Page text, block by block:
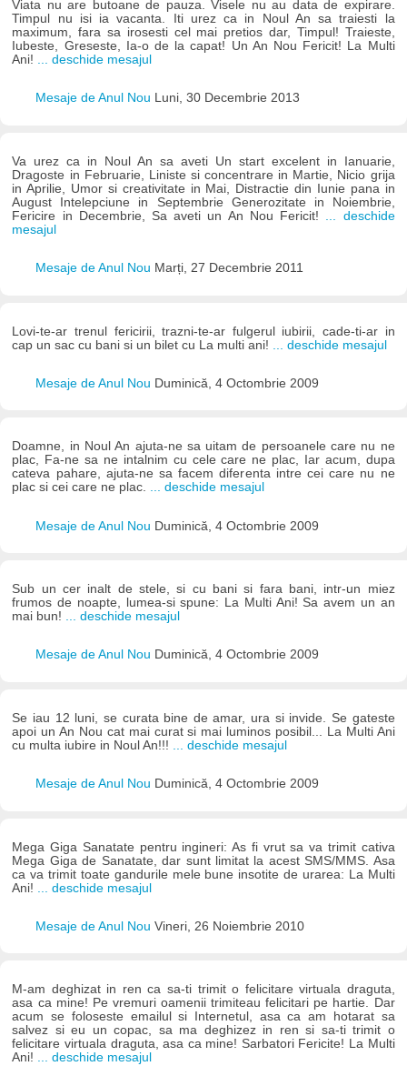
Viata nu are butoane de pauza. Visele nu au data de expirare.
Timpul nu isi ia vacanta. Iti urez ca in Noul An sa traiesti la
maximum, fara sa irosesti cel mai pretios dar, Timpul! Traieste,
Iubeste, Greseste, Ia-o de la capat! Un An Nou Fericit! La Multi
Ani! ... deschide mesajul
Mesaje de Anul Nou Luni, 30 Decembrie 2013
Va urez ca in Noul An sa aveti Un start excelent in Ianuarie,
Dragoste in Februarie, Liniste si concentrare in Martie, Nicio grija
in Aprilie, Umor si creativitate in Mai, Distractie din Iunie pana in
August Intelepciune in Septembrie Generozitate in Noiembrie,
Fericire in Decembrie, Sa aveti un An Nou Fericit!
... deschide
mesajul
Mesaje de Anul Nou Marți, 27 Decembrie 2011
Lovi-te-ar trenul fericirii, trazni-te-ar fulgerul iubirii, cade-ti-ar in
cap un sac cu bani si un bilet cu La multi ani!
... deschide mesajul
Mesaje de Anul Nou Duminică, 4 Octombrie 2009
Doamne, in Noul An ajuta-ne sa uitam de persoanele care nu ne
plac, Fa-ne sa ne intalnim cu cele care ne plac, Iar acum, dupa
cateva pahare, ajuta-ne sa facem diferenta intre cei care nu ne
plac si cei care ne plac. ... deschide mesajul
Mesaje de Anul Nou Duminică, 4 Octombrie 2009
Sub un cer inalt de stele, si cu bani si fara bani, intr-un miez
frumos de noapte, lumea-si spune: La Multi Ani! Sa avem un an
mai bun! ... deschide mesajul
Mesaje de Anul Nou Duminică, 4 Octombrie 2009
Se iau 12 luni, se curata bine de amar, ura si invide. Se gateste
apoi un An Nou cat mai curat si mai luminos posibil... La Multi Ani
cu multa iubire in Noul An!!!
... deschide mesajul
Mesaje de Anul Nou Duminică, 4 Octombrie 2009
Mega Giga Sanatate pentru ingineri: As fi vrut sa va trimit cativa
Mega Giga de Sanatate, dar sunt limitat la acest SMS/MMS. Asa
ca va trimit toate gandurile mele bune insotite de urarea: La Multi
Ani!
... deschide mesajul
Mesaje de Anul Nou Vineri, 26 Noiembrie 2010
M-am deghizat in ren ca sa-ti trimit o felicitare virtuala draguta,
asa ca mine! Pe vremuri oamenii trimiteau felicitari pe hartie. Dar
acum se foloseste emailul si Internetul, asa ca am hotarat sa
salvez si eu un copac, sa ma deghizez in ren si sa-ti trimit o
felicitare virtuala draguta, asa ca mine! Sarbatori Fericite! La Multi
Ani! ... deschide mesajul